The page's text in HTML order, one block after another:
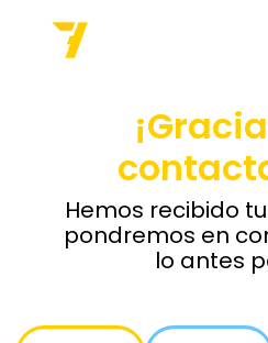
Hemos recibido
pondremos en
lo antes